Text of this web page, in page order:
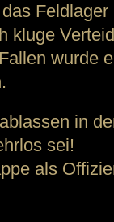
kluge
wurde
in
sei!
als